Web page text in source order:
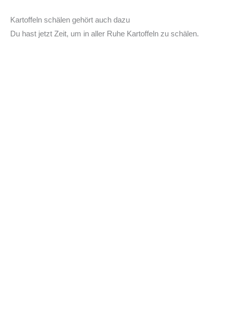
Kartoffeln schälen gehört auch dazu
Du hast jetzt Zeit, um in aller Ruhe Kartoffeln zu schälen.